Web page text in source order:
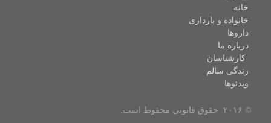
خانه
خانواده و بارداری
داروها
درباره ما
کارشناسان
زندگی سالم
ویدئوها
© ۲۰۱۶. حقوق قانونی محفوظ است.